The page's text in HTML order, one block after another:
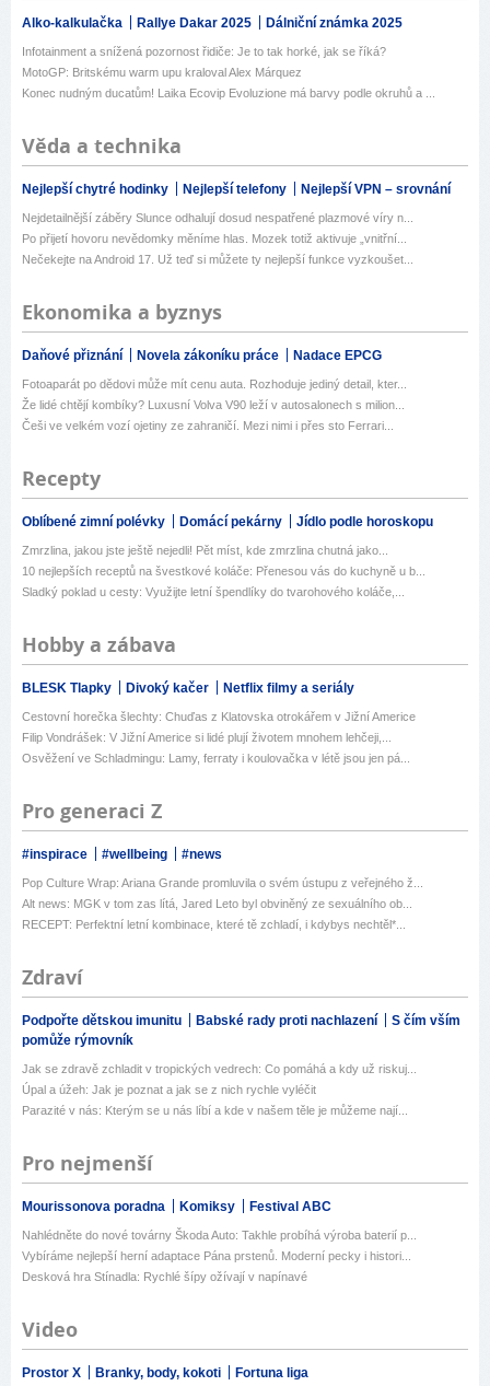
Alko-kalkulačka Rallye Dakar 2025 Dálniční známka 2025
Infotainment a snížená pozornost řidiče: Je to tak horké, jak se říká?
MotoGP: Britskému warm upu kraloval Alex Márquez
Konec nudným ducatům! Laika Ecovip Evoluzione má barvy podle okruhů a ...
Věda a technika
Nejlepší chytré hodinky Nejlepší telefony Nejlepší VPN – srovnání
Nejdetailnější záběry Slunce odhalují dosud nespatřené plazmové víry n...
Po přijetí hovoru nevědomky měníme hlas. Mozek totiž aktivuje „vnitřní...
Nečekejte na Android 17. Už teď si můžete ty nejlepší funkce vyzkoušet...
Ekonomika a byznys
Daňové přiznání Novela zákoníku práce Nadace EPCG
Fotoaparát po dědovi může mít cenu auta. Rozhoduje jediný detail, kter...
Že lidé chtějí kombíky? Luxusní Volva V90 leží v autosalonech s milion...
Češi ve velkém vozí ojetiny ze zahraničí. Mezi nimi i přes sto Ferrari...
Recepty
Oblíbené zimní polévky Domácí pekárny Jídlo podle horoskopu
Zmrzlina, jakou jste ještě nejedli! Pět míst, kde zmrzlina chutná jako...
10 nejlepších receptů na švestkové koláče: Přenesou vás do kuchyně u b...
Sladký poklad u cesty: Využijte letní špendlíky do tvarohového koláče,...
Hobby a zábava
BLESK Tlapky Divoký kačer Netflix filmy a seriály
Cestovní horečka šlechty: Chuďas z Klatovska otrokářem v Jižní Americe
Filip Vondrášek: V Jižní Americe si lidé plují životem mnohem lehčeji,...
Osvěžení ve Schladmingu: Lamy, ferraty i koulovačka v létě jsou jen pá...
Pro generaci Z
#inspirace #wellbeing #news
Pop Culture Wrap: Ariana Grande promluvila o svém ústupu z veřejného ž...
Alt news: MGK v tom zas lítá, Jared Leto byl obviněný ze sexuálního ob...
RECEPT: Perfektní letní kombinace, které tě zchladí, i kdybys nechtěl*...
Zdraví
Podpořte dětskou imunitu Babské rady proti nachlazení
S čím vším
pomůže rýmovník
Jak se zdravě zchladit v tropických vedrech: Co pomáhá a kdy už riskuj...
Úpal a úžeh: Jak je poznat a jak se z nich rychle vyléčit
Parazité v nás: Kterým se u nás líbí a kde v našem těle je můžeme nají...
Pro nejmenší
Mourissonova poradna Komiksy Festival ABC
Nahlédněte do nové továrny Škoda Auto: Takhle probíhá výroba baterií p...
Vybíráme nejlepší herní adaptace Pána prstenů. Moderní pecky i histori...
Desková hra Stínadla: Rychlé šípy ožívají v napínavé
Video
Prostor X Branky, body, kokoti Fortuna liga